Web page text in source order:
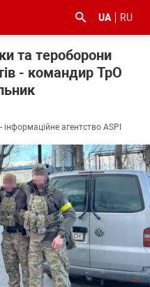
UA RU
та тероборони
- командир ТрО
інформаційне агентство ASPI
#коронавірус